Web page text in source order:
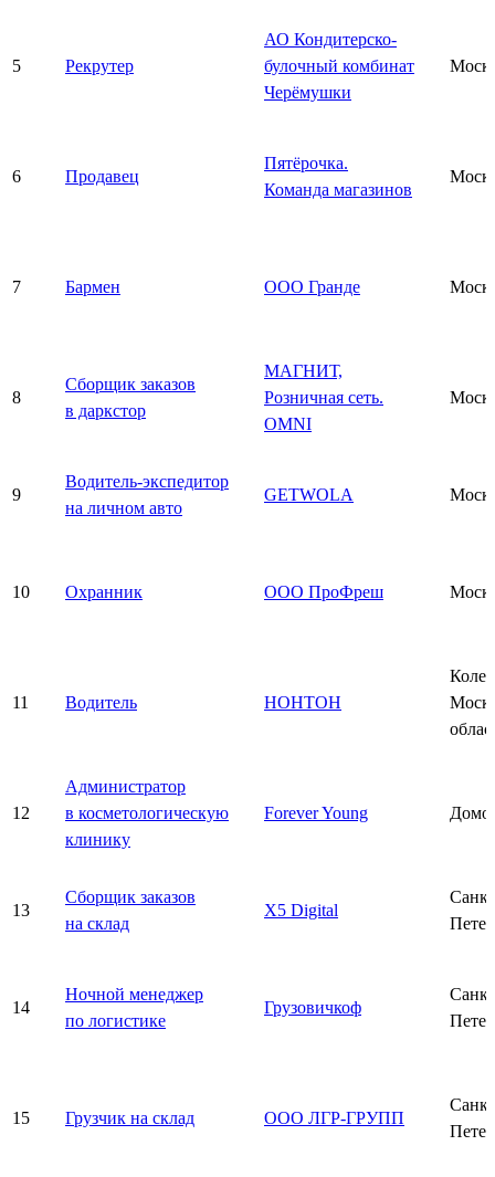
5 Рекрутер
АО Кондитерско-
булочный комбинат
Черёмушки
6 Продавец
Пятёрочка.
Команда магазинов
7 Бармен ООО Гранде
8
Сборщик заказов
в даркстор
МАГНИТ,
Розничная сеть.
OMNI
9
Водитель-экспедитор
на личном авто
GETWOLA
10 Охранник ООО ПроФреш
11 Водитель НОНТОН
12
Администратор
в косметологическую
клинику
Forever Young
13
Сборщик заказов
на склад
X5 Digital
14
Ночной менеджер
по логистике
Грузовичкоф
15 Грузчик на склад ООО ЛГР-ГРУПП